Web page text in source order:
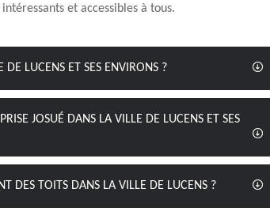
et accessibles à tous.
LUCENS ET SES ENVIRONS ?
JOSUÉ DANS LA VILLE DE LUCENS ET SES
DES TOITS DANS LA VILLE DE LUCENS ?